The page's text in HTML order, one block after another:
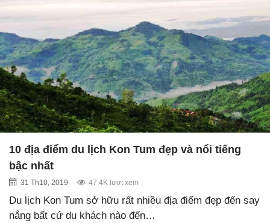
10 địa điểm du lịch Kon Tum đẹp và nổi tiếng
bậc nhất
31 Th10, 2019 47.4K lượt xem
Du lịch Kon Tum sở hữu rất nhiều địa điểm đẹp đến say
nắng bất cứ du khách nào đến…